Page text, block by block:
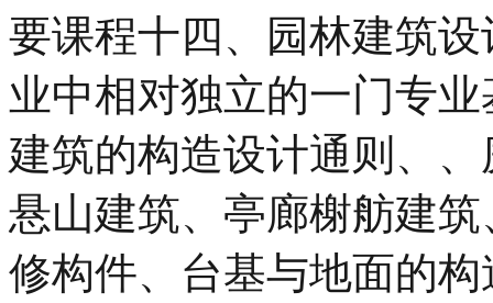
要课程十四、园林建筑
业中相对独立的一门专
建筑的构造设计通则、
悬山建筑、亭廊榭舫建
修构件、台基与地面的